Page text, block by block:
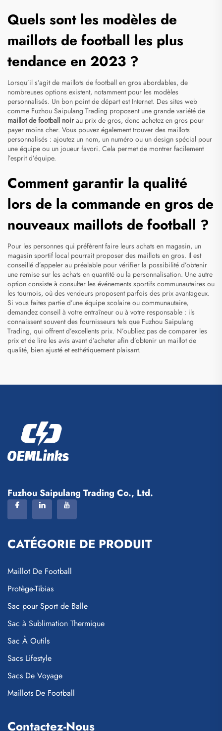
Quels sont les modèles de
maillots de football les plus
tendance en 2023 ?
Lorsqu’il s’agit de maillots de football en gros abordables, de
nombreuses options existent, notamment pour les modèles
personnalisés. Un bon point de départ est Internet. Des sites web
comme Fuzhou Saipulang Trading proposent une grande variété de
maillot de football noirau prix de gros, donc achetez en gros pour
payer moins cher. Vous pouvez également trouver des maillots
personnalisés : ajoutez un nom, un numéro ou un design spécial pour
une équipe ou un joueur favori. Cela permet de montrer facilement
l’esprit d’équipe.
Comment garantir la qualité
lors de la commande en gros de
nouveaux maillots de football ?
Pour les personnes qui préfèrent faire leurs achats en magasin, un
magasin sportif local pourrait proposer des maillots en gros. Il est
conseillé d’appeler au préalable pour vérifier la possibilité d’obtenir
une remise sur les achats en quantité ou la personnalisation. Une autre
option consiste à consulter les événements sportifs communautaires ou
les tournois, où des vendeurs proposent parfois des prix avantageux.
Si vous faites partie d’une équipe scolaire ou communautaire,
demandez conseil à votre entraîneur ou à votre responsable : ils
connaissent souvent des fournisseurs tels que Fuzhou Saipulang
Trading, qui offrent d’excellents prix. N’oubliez pas de comparer les
prix et de lire les avis avant d’acheter afin d’obtenir un maillot de
qualité, bien ajusté et esthétiquement plaisant.
Fuzhou Saipulang Trading Co., Ltd.
CATÉGORIE DE PRODUIT
Maillot De Football
Protège-Tibias
Sac pour Sport de Balle
Sac à Sublimation Thermique
Sac À Outils
Sacs Lifestyle
Sacs De Voyage
Maillots De Football
Contactez-Nous